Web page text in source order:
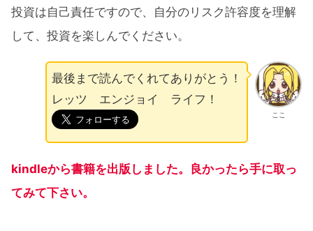
投資は自己責任ですので、自分のリスク許容度を理解
して、投資を楽しんでください。
ここ
最後まで読んでくれてありがとう！
レッツ エンジョイ ライフ！
kindleから書籍を出版しました。良かったら手に取っ
てみて下さい。